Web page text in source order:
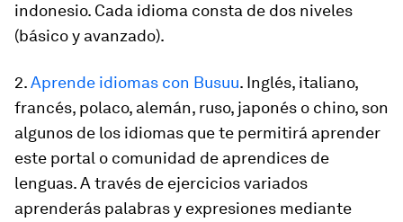
indonesio. Cada idioma consta de dos niveles
(básico y avanzado).
2.Aprende idiomas con Busuu. Inglés, italiano,
francés, polaco, alemán, ruso, japonés o chino, son
algunos de los idiomas que te permitirá aprender
este portal o comunidad de aprendices de
lenguas. A través de ejercicios variados
aprenderás palabras y expresiones mediante